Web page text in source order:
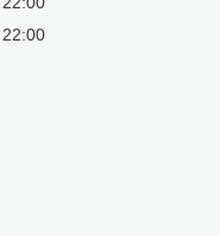
22:00